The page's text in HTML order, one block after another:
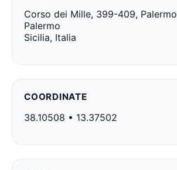
Corso dei Mille, 399-409, Palermo
Palermo
Sicilia, Italia
COORDINATE
38.10508 • 13.37502